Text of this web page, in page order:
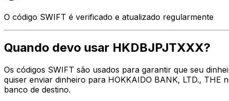
O código SWIFT é verificado e atualizado regularmente
Quando devo usar HKDBJPJTXXX?
Os códigos SWIFT são usados para garantir que seu
quiser enviar dinheiro para HOKKAIDO BANK, LTD., THE
banco de destino.